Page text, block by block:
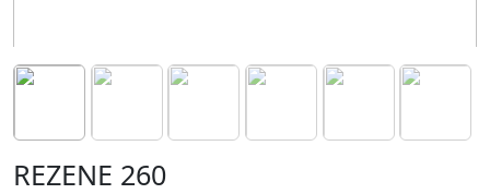
REZENE 260